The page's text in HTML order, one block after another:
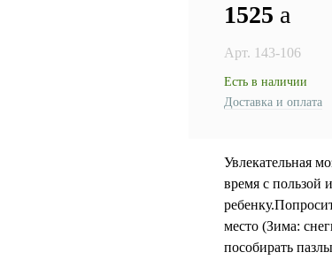
1525 a
Арт. 143-106
Есть в наличии
Доставка и оплата
Увлекательная
время с пользой
место (Зима:
пособирать